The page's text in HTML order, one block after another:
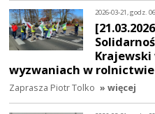
2026-03-21, godz.
Krajewski
wyzwaniach w
Zaprasza Piotr Tolko » więcej